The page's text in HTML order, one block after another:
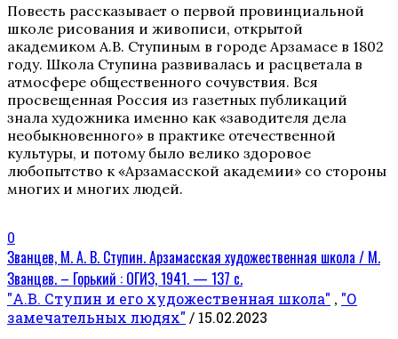
Повесть рассказывает о первой провинциальной
школе рисования и живописи, открытой
академиком А.В. Ступиным в городе Арзамасе в 1802
году. Школа Ступина развивалась и расцветала в
атмосфере общественного сочувствия. Вся
просвещенная Россия из газетных публикаций
знала художника именно как «заводителя дела
необыкновенного» в практике отечественной
культуры, и потому было велико здоровое
любопытство к «Арзамасской академии» со стороны
многих и многих людей.
0
Званцев, М. А. В. Ступин. Арзамасская художественная школа / М.
Званцев. – Горький : ОГИЗ, 1941. — 137 с.
"А.В. Ступин и его художественная школа" , "О
замечательных людях" / 15.02.2023